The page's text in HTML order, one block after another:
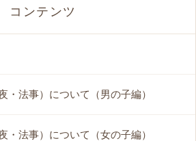
コンテンツ
・法事）について（男の子編）
・法事）について（女の子編）